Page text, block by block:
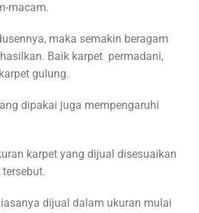
macam.
maka semakin beragam
Baik karpet permadani,
gulung.
dipakai juga mempengaruhi
karpet yang dijual disesuaikan
dijual dalam ukuran mulai